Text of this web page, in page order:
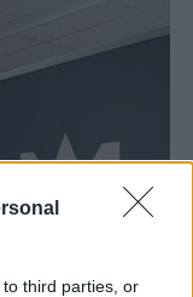
third parties, or